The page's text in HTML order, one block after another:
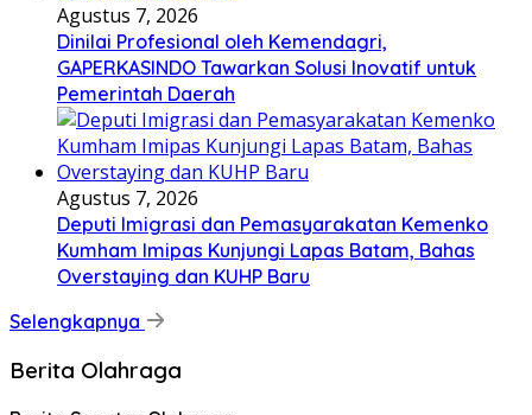
Agustus 7, 2026
Dinilai Profesional oleh Kemendagri,
GAPERKASINDO Tawarkan Solusi Inovatif untuk
Pemerintah Daerah
Agustus 7, 2026
Deputi Imigrasi dan Pemasyarakatan Kemenko
Kumham Imipas Kunjungi Lapas Batam, Bahas
Overstaying dan KUHP Baru
Selengkapnya
Berita Olahraga